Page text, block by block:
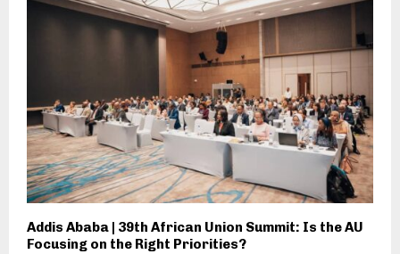
Addis Ababa | 39th African Union Summit: Is the AU
Focusing on the Right Priorities?